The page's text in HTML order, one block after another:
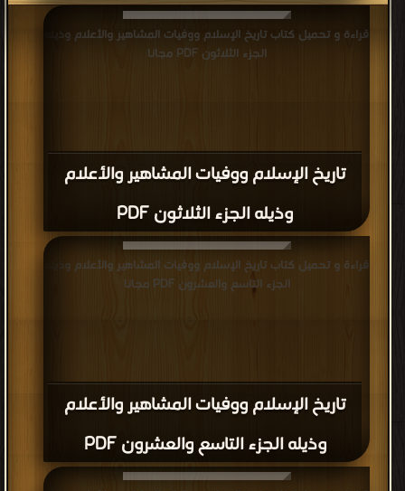
تاريخ الإسلام ووفيات المشاهير والأعلام
وذيله الجزء الثلاثون PDF
قراءة و تحميل كتاب تاريخ الإسلام ووفيات المشاهير والأعلام وذيله
الجزء الثلاثون PDF مجانا
تاريخ الإسلام ووفيات المشاهير والأعلام
وذيله الجزء التاسع والعشرون PDF
قراءة و تحميل كتاب تاريخ الإسلام ووفيات المشاهير والأعلام وذيله
الجزء التاسع والعشرون PDF مجانا